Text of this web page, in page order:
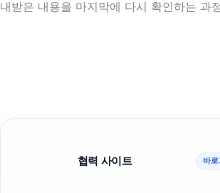
내받은 내용을 마지막에 다시 확인하는 과
협력 사이트 바